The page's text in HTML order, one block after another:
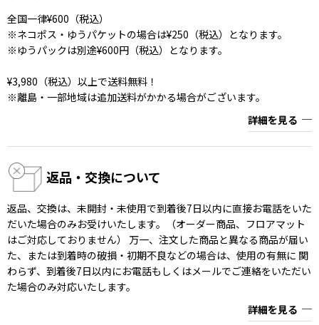
全国一律¥600（税込）
※ネコポス・ゆうパケットの場合は¥250（税込）となります。
※ゆうパックは別途¥600円（税込）となります。
¥3,980（税込）以上で送料無料！
※離島・一部地域は追加送料がかかる場合がございます。
詳細を見る
返品・交換について
返品、交換は、未開封・未使用で到着後7日以内に直接お電話をいた
だいた場合のみお受けいたします。（オーダー商品、フロアマット
はご対応しておりません） 万一、注文した商品と異なる商品が届い
た、または到着時の破損・初期不良などの場合は、使用の有無に 関
わらず、到着後7日以内にお電話もしくはメールでご連絡をいただい
た場合のみ対応いたします。
詳細を見る